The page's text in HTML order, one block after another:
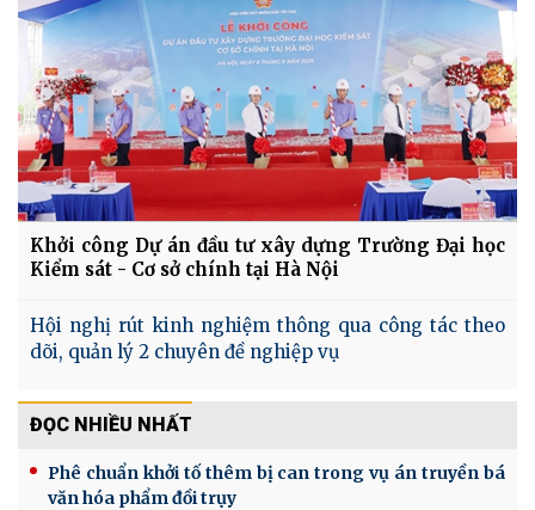
Khởi công Dự án đầu tư xây dựng Trường Đại học
Kiểm sát - Cơ sở chính tại Hà Nội
Hội nghị rút kinh nghiệm thông qua công tác theo
dõi, quản lý 2 chuyên đề nghiệp vụ
ĐỌC NHIỀU NHẤT
Phê chuẩn khởi tố thêm bị can trong vụ án truyền bá
văn hóa phẩm đồi trụy